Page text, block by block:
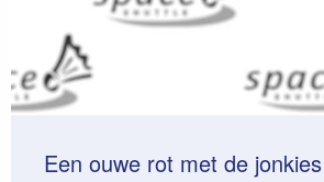
Een ouwe rot met de